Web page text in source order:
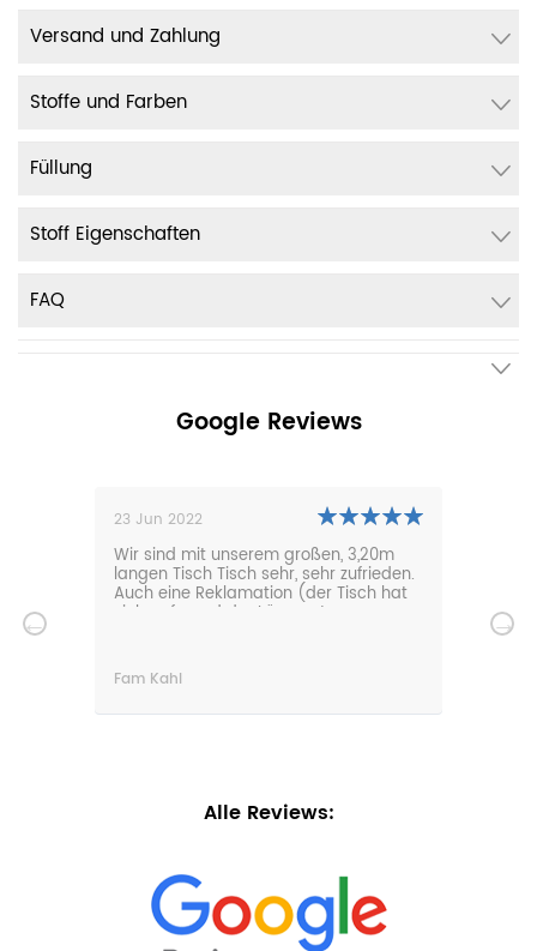
Versand und Zahlung
Stoffe und Farben
Füllung
Stoff Eigenschaften
FAQ
Google Reviews
23 Jun 2022
Wir sind mit unserem großen, 3,20m
langen Tisch Tisch sehr, sehr zufrieden.
Auch eine Reklamation (der Tisch hat
sich aufgrund der Länge etwas
Tisch entsprechend stabilisiert. Ich
würde die Firma jederzeit empfehlen.
Fam Kahl
Alle Reviews: